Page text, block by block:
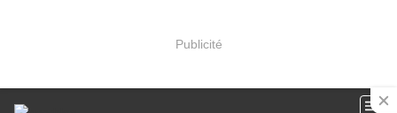
Publicité